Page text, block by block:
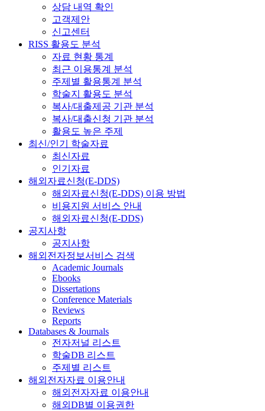
상담 내역 확인
고객제안
신고센터
RISS 활용도 분석
자료 현황 통계
최근 이용통계 분석
주제별 활용통계 분석
학술지 활용도 분석
복사/대출제공 기관 분석
복사/대출신청 기관 분석
활용도 높은 주제
최신/인기 학술자료
최신자료
인기자료
해외자료신청(E-DDS)
해외자료신청(E-DDS) 이용 방법
비용지원 서비스 안내
해외자료신청(E-DDS)
공지사항
공지사항
해외전자정보서비스 검색
Academic Journals
Ebooks
Dissertations
Conference Materials
Reviews
Reports
Databases & Journals
전자저널 리스트
학술DB 리스트
주제별 리스트
해외전자자료 이용안내
해외전자자료 이용안내
해외DB별 이용권한